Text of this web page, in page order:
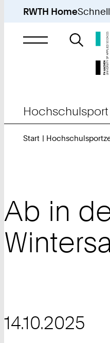
RWTH Home
Suche
nach
Hochschulsport
Start
Ab in
14.10.2025